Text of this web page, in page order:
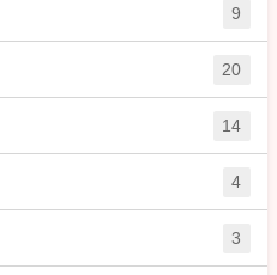
9
20
14
4
3